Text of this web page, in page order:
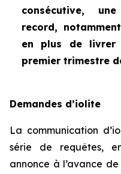
consécutive,
record,
en plus de livrer
premier trimestre
Demandes d’iolite
La communication
série de requêtes,
annonce à l’avance